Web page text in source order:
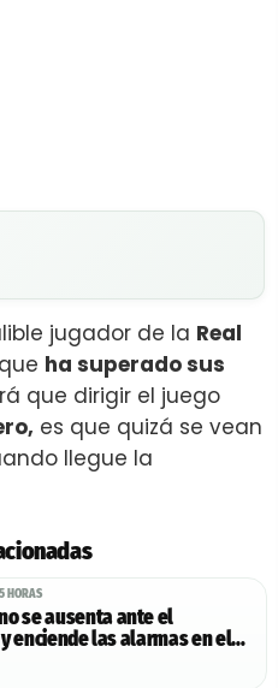
jugador de la Real
ha superado sus
que dirigir el juego
es que quizá se vean
llegue la
HORAS
se ausenta ante el